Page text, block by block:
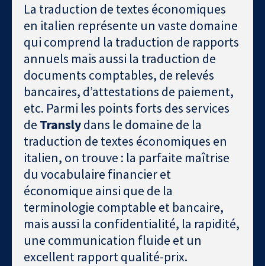
La traduction de textes économiques
en italien représente un vaste domaine
qui comprend la traduction de rapports
annuels mais aussi la traduction de
documents comptables, de relevés
bancaires, d’attestations de paiement,
etc. Parmi les points forts des services
de Translydans le domaine de la
traduction de textes économiques en
italien, on trouve : la parfaite maîtrise
du vocabulaire financier et
économique ainsi que de la
terminologie comptable et bancaire,
mais aussi la confidentialité, la rapidité,
une communication fluide et un
excellent rapport qualité-prix.